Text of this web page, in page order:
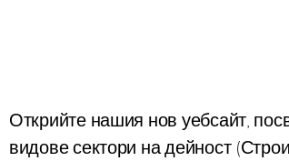
Открийте нашия нов уебсайт,
видове сектори на дейност